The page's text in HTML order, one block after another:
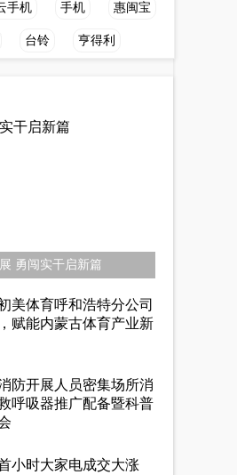
手机 手机 惠闽宝
台铃 亨得利
勇闯实干启新篇
美体育呼和浩特分公司
赋能内蒙古体育产业新
防开展人员密集场所消
呼吸器推广配备暨科普
小时大家电成交大涨